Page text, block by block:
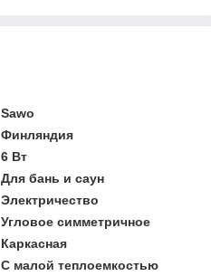
Sawo
Финляндия
6 Вт
Для бань и саун
Электричество
Угловое симметричное
Каркасная
С малой теплоемкостью